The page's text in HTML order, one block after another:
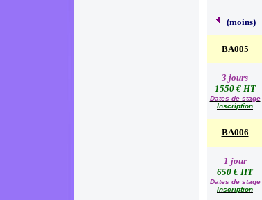
(moins)
BA005
3 jours
1550 € HT
Dates de stage
Inscription
BA006
1 jour
650 € HT
Dates de stage
Inscription